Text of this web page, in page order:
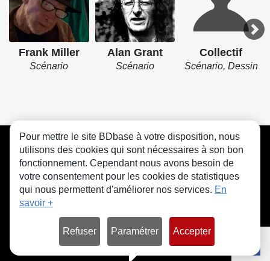
Frank Miller
Scénario
Alan Grant
Scénario
Collectif
Scénario, Dessin
CGU FAQ Contact Cookies
Pour mettre le site BDbase à votre disposition, nous
utilisons des cookies qui sont nécessaires à son bon
fonctionnement. Cependant nous avons besoin de
votre consentement pour les cookies de statistiques
qui nous permettent d'améliorer nos services. En
savoir +
Refuser Paramétrer Accepter